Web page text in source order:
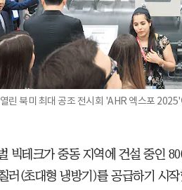
린 북미 최대 공조 전시회 'AHR 엑스포
빅테크가 중동 지역에 건설 중인
러(초대형 냉방기)를 공급하기 시